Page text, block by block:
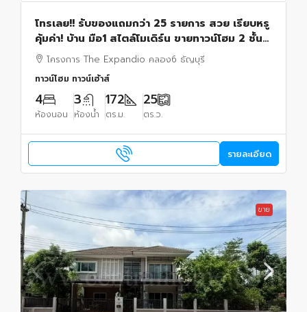
โทรเลย!! รับของแถมกว่า 25 รายการ สวย เรียบหรู
คุ้มค่า! บ้าน มือ1 สไตล์โมเดิร์น ขายทาวน์โฮม 2 ชั้น
โครงการ Expandio คลอง 6 ทำเลดี
โครงการ The Expandio คลอง6 ธัญบุรี
ทาวน์โฮม ทาวน์เฮ้าส์
4
ห้องนอน
3
ห้องน้ำ
172
ตร.ม.
25
ตร.ว.
รายละเอียด
ขาย